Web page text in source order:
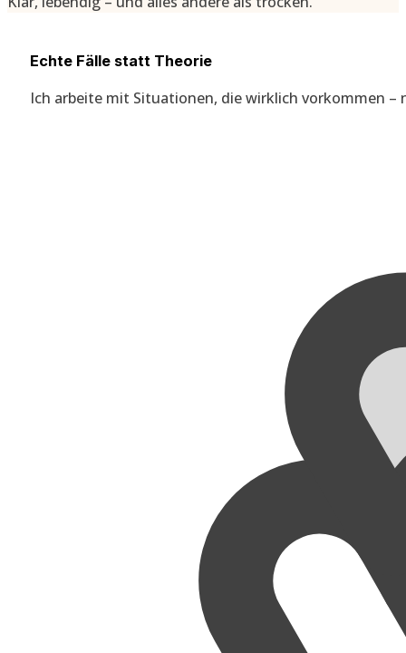
Echte Fälle statt Theorie
Ich arbeite mit Situationen, die wirklich vorkommen